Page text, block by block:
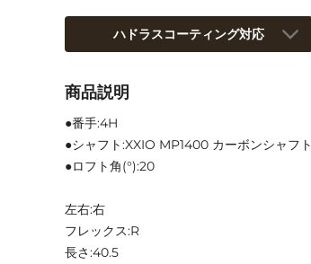
ハドラスコーティング対応
商品説明
●番手:4H
●シャフト:XXIO MP1400 カーボンシャフト
●ロフト角(°):20
左右:右
フレックス:R
長さ:40.5